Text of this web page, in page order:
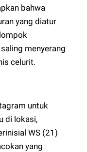
bahwa
yang diatur
menyerang
celurit.
untuk
di lokasi,
WS (21)
yang